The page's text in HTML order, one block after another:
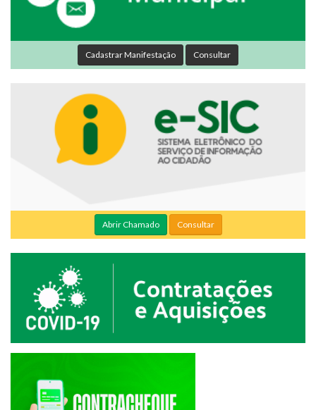
Cadastrar Manifestação Consultar
Abrir Chamado Consultar